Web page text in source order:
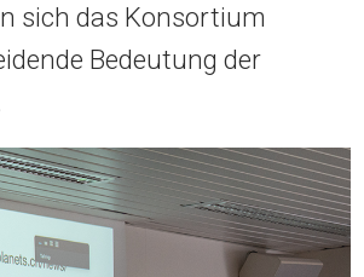
sich das Konsortium
Bedeutung der